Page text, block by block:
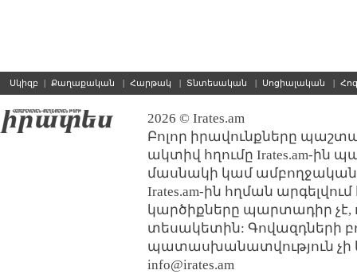
Սկիզբ | Քաղաքական | Հարթակ | Տնտեսական | Սոցիալական |
2026 © Irates.am
Բոլոր իրավունքները
ակտիվ հղումը Irates.am-ին
մասնակի կամ ամբողջական
Irates.am-ին հղման
կարծիքները պարտադիր չէ,
տեսակետին: Գովազդների
պատասխանատվություն չի
info@irates.am